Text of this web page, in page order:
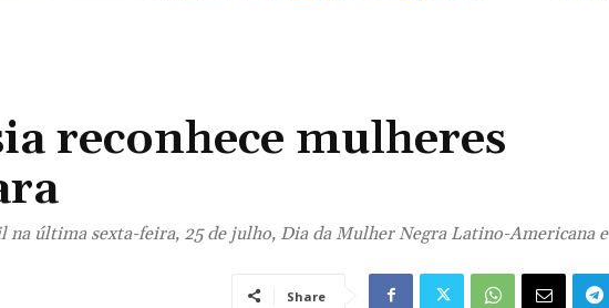
reconhece mulheres
na última sexta-feira, 25 de julho, Dia da Mulher Negra Latino-Americana e
Share